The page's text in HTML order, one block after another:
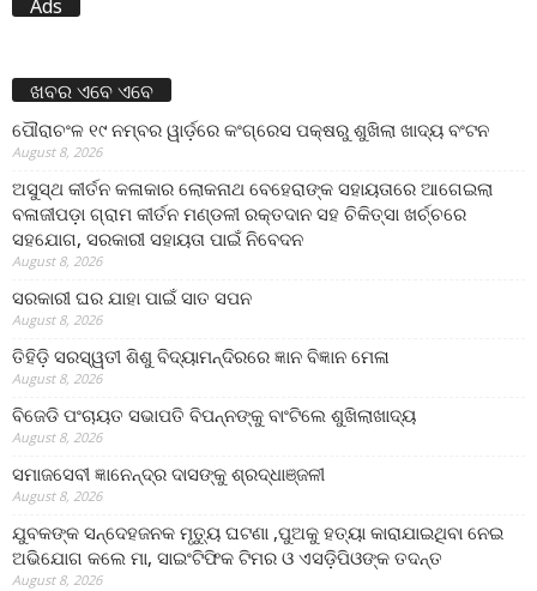
Ads
ଖବର ଏବେ ଏବେ
ପୌରାଚଂଳ ୧୯ ନମ୍ବର ୱାର୍ଡ଼ରେ କଂଗ୍ରେସ ପକ୍ଷରୁ ଶୁଖିଲା ଖାଦ୍ୟ ବଂଟନ
August 8, 2026
ଅସୁସ୍ଥ କୀର୍ତନ କଳାକାର ଲୋକନାଥ ବେହେରାଙ୍କ ସହାୟତାରେ ଆଗେଇଲା
ବଳାଜୀପଡ଼ା ଗ୍ରାମ କୀର୍ତନ ମଣ୍ଡଳୀ ରକ୍ତଦାନ ସହ ଚିକିତ୍ସା ଖର୍ଚ୍ଚରେ
ସହଯୋଗ, ସରକାରୀ ସହାୟତା ପାଇଁ ନିବେଦନ
August 8, 2026
ସରକାରୀ ଘର ଯାହା ପାଇଁ ସାତ ସପନ
August 8, 2026
ତିହିଡି଼ ସରସ୍ୱତୀ ଶିଶୁ ବିଦ୍ୟାମନ୍ଦିରରେ ଜ୍ଞାନ ବିଜ୍ଞାନ ମେଳା
August 8, 2026
ବିଜେଡି ପଂଚାୟତ ସଭାପତି ବିପନ୍ନଙ୍କୁ ବାଂଟିଲେ ଶୁଖିଲାଖାଦ୍ୟ
August 8, 2026
ସମାଜସେବୀ ଜ୍ଞାନେନ୍ଦ୍ର ଦାସଙ୍କୁ ଶ୍ରଦ୍ଧାଞ୍ଜଳୀ
August 8, 2026
ଯୁବକଙ୍କ ସନ୍ଦେହଜନକ ମୃତ୍ୟୁ ଘଟଣା ,ପୁଅକୁ ହତ୍ୟା କାରାଯାଇଥିବା ନେଇ
ଅଭିଯୋଗ କଲେ ମା, ସାଇଂଟିଫିକ ଟିମର ଓ ଏସଡ଼ିପିଓଙ୍କ ତଦନ୍ତ
August 8, 2026